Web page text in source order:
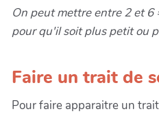
On peut mettre entre 2 et 6
pour qu'il soit plus petit ou
Faire un trait de
Pour faire apparaitre un